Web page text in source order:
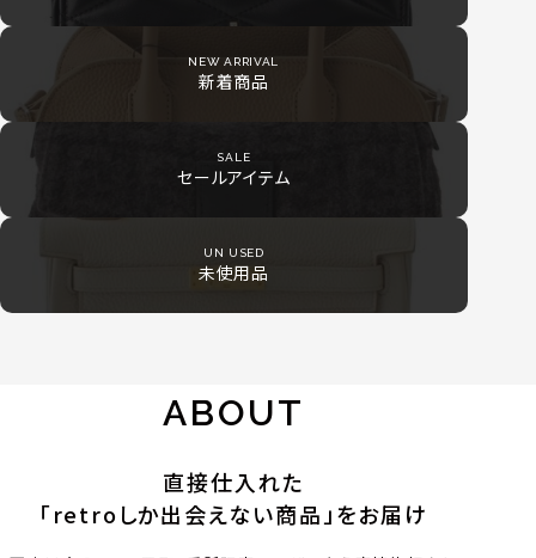
NEW ARRIVAL
新着商品
SALE
セールアイテム
UN USED
未使用品
ABOUT
直接仕入れた
「retroしか出会えない商品」をお届け